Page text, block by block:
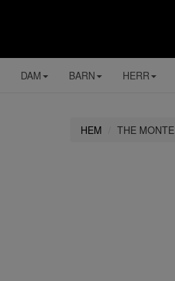
DAM BARN HERR
HEM THE MONTE